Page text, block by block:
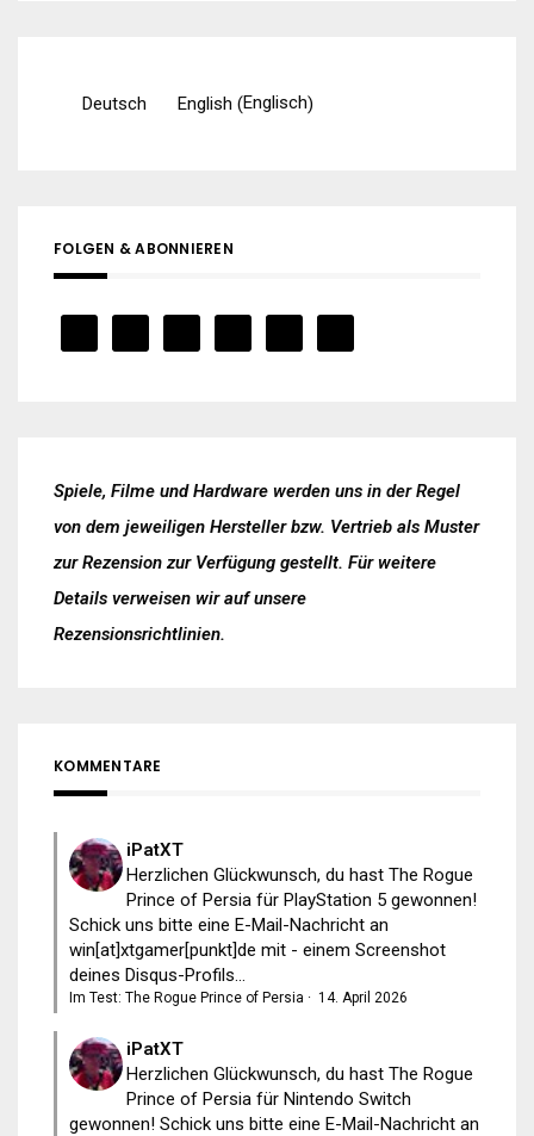
Deutsch English (Englisch)
FOLGEN & ABONNIEREN
Spiele, Filme und Hardware werden uns in der Regel
von dem jeweiligen Hersteller bzw. Vertrieb als Muster
zur Rezension zur Verfügung gestellt. Für weitere
Details verweisen wir auf unsere
Rezensionsrichtlinien.
KOMMENTARE
iPatXT
Herzlichen Glückwunsch, du hast The Rogue
Prince of Persia für PlayStation 5 gewonnen!
Schick uns bitte eine E-Mail-Nachricht an
win[at]xtgamer[punkt]de mit - einem Screenshot
deines Disqus-Profils...
Im Test: The Rogue Prince of Persia · 14. April 2026
iPatXT
Herzlichen Glückwunsch, du hast The Rogue
Prince of Persia für Nintendo Switch
gewonnen! Schick uns bitte eine E-Mail-Nachricht an